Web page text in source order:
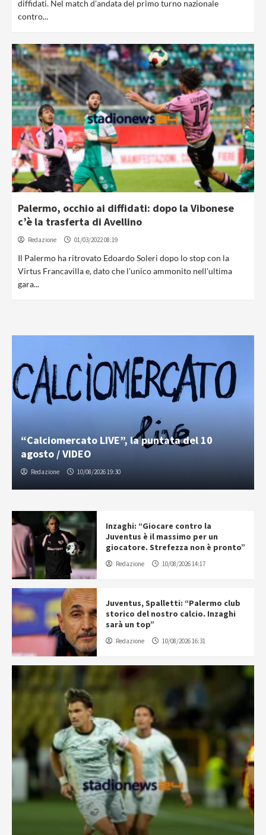
diffidati. Nel match d'andata del primo turno nazionale
contro...
Palermo, occhio ai diffidati: dopo la Vibonese
c’è la trasferta di Avellino
Redazione 01/03/2022 08:19
Il Palermo ha ritrovato Edoardo Soleri dopo lo stop con la
Virtus Francavilla e, dato che l'unico ammonito nell'ultima
gara...
“Calciomercato LIVE”, la puntata del 10
agosto / VIDEO
Redazione 10/08/2026 19:30
Inzaghi: “Giocare contro la
Juventus è il massimo per un
giocatore. Strefezza non è pronto”
Redazione 10/08/2026 14:17
Juventus, Spalletti: “Palermo club
storico del nostro calcio. Inzaghi
sarà un top”
Redazione 10/08/2026 16:31